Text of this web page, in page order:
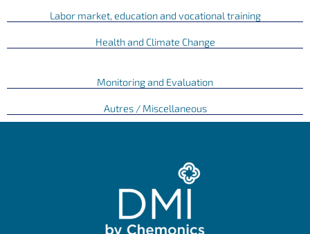
Labor market, education and vocational training
Health and Climate Change
Monitoring and Evaluation
Autres / Miscellaneous